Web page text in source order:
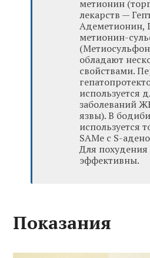
метионин
лекарств —
Адеметионин,
метионин-
обладают
свойствами.
используется
заболеваний
язвы). В
используется
SAMe с S-
Для
эффективны.
Показания